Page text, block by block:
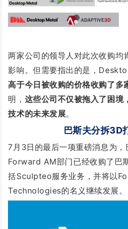
两家公司的领导人对此次收购均
影响。但需要指出的是，
高于今日被收购的价格收购了多
明， 这些公司不仅被拖入了困境
技术的未来发展。
巴斯夫分拆3D
7月3日的最后一项重磅消息为
Forward AM部门已经收购了巴
括Sculpteo服务业务，并将以
Technologies的名义继续发展。